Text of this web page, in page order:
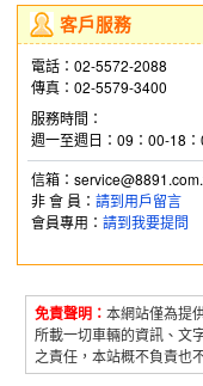
客戶服務
電話：02-5572-2088
傳真：02-5579-3400
服務時間：
週一至週日：09：00-18
信箱：
非 會 員： 請到用戶留言
會員專用： 請到我要提問
免責聲明： 本網站僅為提
所載一切車輛的資訊、文
之責任，本站概不負責也